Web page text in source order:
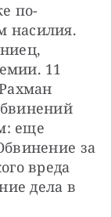
по-
насилия.
11
еще
за
вреда
дела в